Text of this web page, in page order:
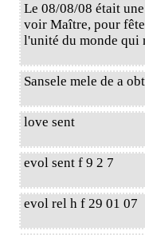
Le 08/08/08 était
voir Maître, pour
l'unité du monde qui
Sansele mele de a
love sent
evol sent f 9 2 7
evol rel h f 29 01 07